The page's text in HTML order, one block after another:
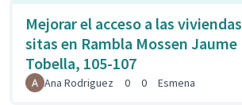
Mejorar el acceso a las viviendas
sitas en Rambla Mossen Jaume
Tobella, 105-107
Ana Rodriguez 0 0 Esmena